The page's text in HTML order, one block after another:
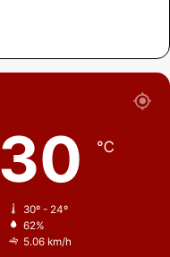
30 ℃
30º - 24º
62%
5.06 km/h